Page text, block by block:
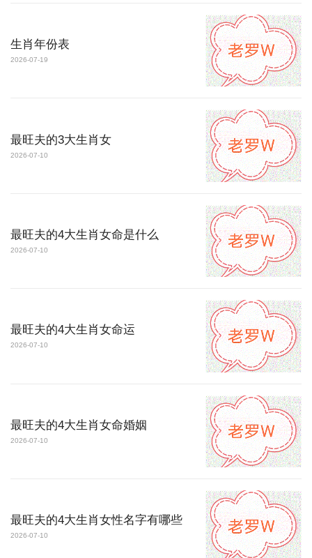
生肖年份表
2026-07-19
最旺夫的3大生肖女
2026-07-10
最旺夫的4大生肖女命是什么
2026-07-10
最旺夫的4大生肖女命运
2026-07-10
最旺夫的4大生肖女命婚姻
2026-07-10
最旺夫的4大生肖女性名字有哪些
2026-07-10